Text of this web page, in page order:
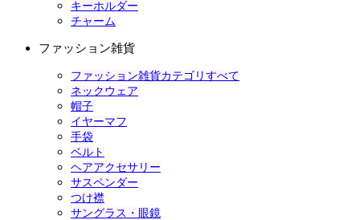
キーホルダー
チャーム
ファッション雑貨
ファッション雑貨カテゴリすべて
ネックウェア
帽子
イヤーマフ
手袋
ベルト
ヘアアクセサリー
サスペンダー
つけ襟
サングラス・眼鏡